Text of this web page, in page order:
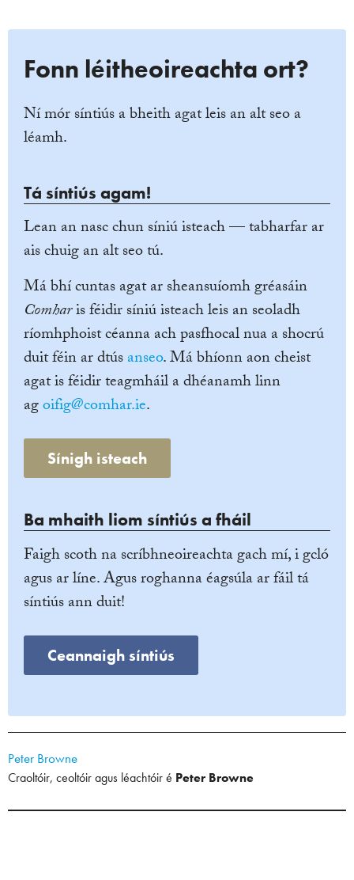
Fonn léitheoireachta ort?
Ní mór síntiús a bheith agat leis an alt seo a
léamh.
Tá síntiús agam!
Lean an nasc chun síniú isteach — tabharfar ar
ais chuig an alt seo tú.
Má bhí cuntas agat ar sheansuíomh gréasáin
Comharis féidir síniú isteach leis an seoladh
ríomhphoist céanna ach pasfhocal nua a shocrú
duit féin ar dtúsanseo. Má bhíonn aon cheist
agat is féidir teagmháil a dhéanamh linn
agoifig@comhar.ie.
Sínigh isteach
Ba mhaith liom síntiús a fháil
Faigh scoth na scríbhneoireachta gach mí, i gcló
agus ar líne. Agus roghanna éagsúla ar fáil tá
síntiús ann duit!
Ceannaigh síntiús
Peter Browne
Craoltóir, ceoltóir agus léachtóir é Peter Browne